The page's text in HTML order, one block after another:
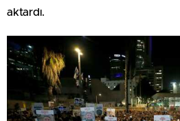
aktardı.